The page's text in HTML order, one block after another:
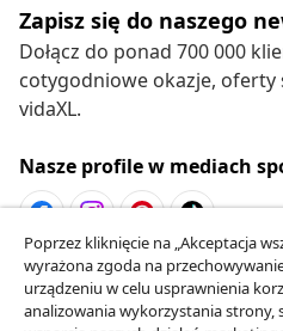
Zapisz się do naszego
Dołącz do ponad 700 000
cotygodniowe okazje, oferty
vidaXL.
Nasze profile w mediach
Odstąpienie od umowy
Złóż wniosek o odstąpienie
Poprzez kliknięcie na „Akceptacja
wyrażona zgoda na
urządzeniu w celu usprawnienia
analizowania wykorzystania strony,